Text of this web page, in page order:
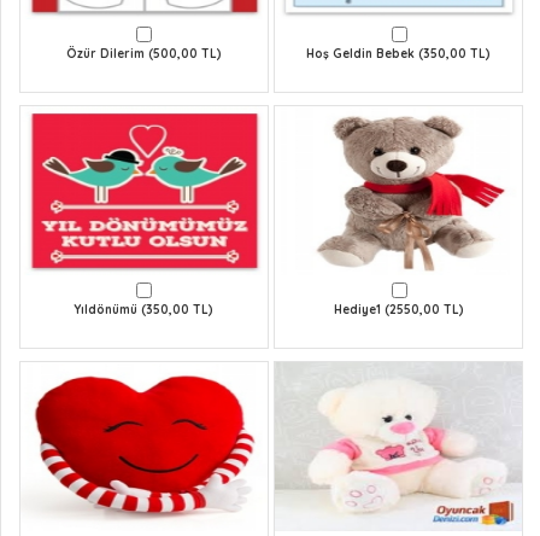
Özür Dilerim (500,00 TL) Hoş Geldin Bebek (350,00 TL)
Yıldönümü (350,00 TL) Hediye1 (2550,00 TL)